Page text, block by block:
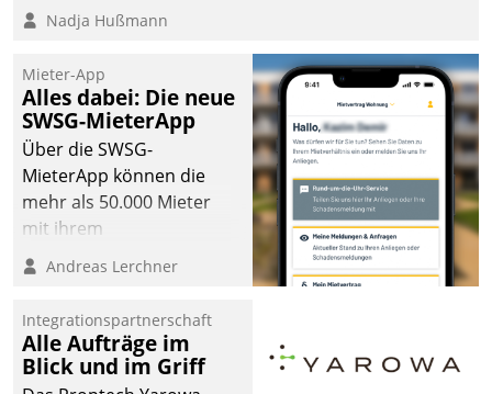
Nadja Hußmann
Mieter-App
Alles dabei: Die neue
SWSG-MieterApp
Über die SWSG-
MieterApp können die
mehr als 50.000 Mieter
mit ihrem
Wohnungsunternehmen
kommunizieren, auf dem
einsehen und ändern
oder
Schadensmeldungen
Andreas Lerchner
Integrationspartnerschaft
Alle Aufträge im
Blick und im Griff